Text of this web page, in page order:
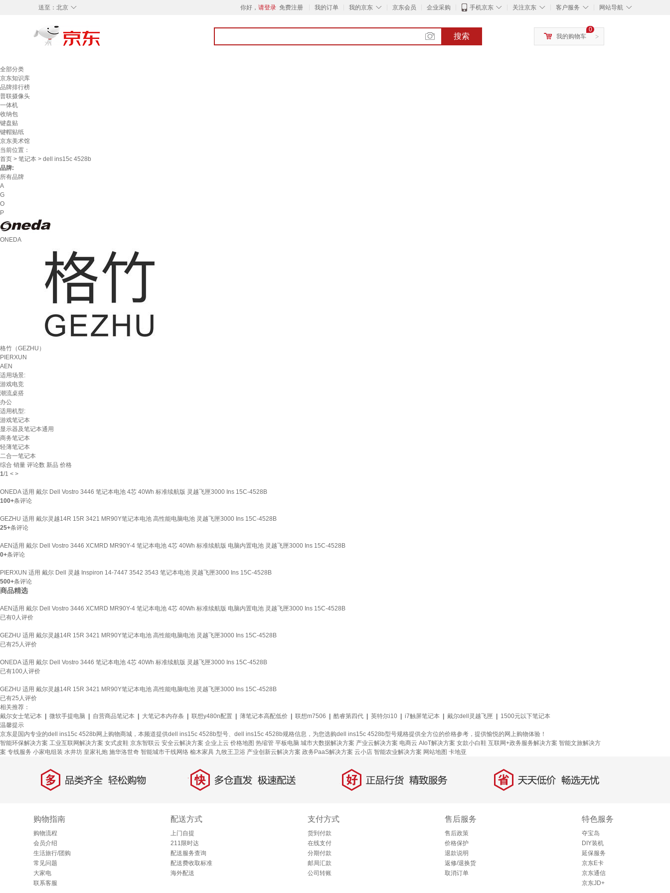
◇
送至： 北京 你好， 请登录 免费注册 我的订单 ◇
我的京东 京东会员 企业采购 ◇
手机京东 ◇
关注京东 ◇
客户服务 ◇
网站导航
搜索 >
0
我的购物车
全部分类
京东知识库
品牌排行榜
普联摄像头
一体机
收纳包
键盘贴
键帽贴纸
京东美术馆
当前位置：
首页 > 笔记本 > dell ins15c 4528b
品牌:
所有品牌
A
G
O
P
ONEDA
格竹（GEZHU）
PIERXUN
AEN
适用场景:
游戏电竞
潮流桌搭
办公
适用机型:
游戏笔记本
显示器及笔记本通用
商务笔记本
轻薄笔记本
二合一笔记本
综合 销量 评论数 新品 价格
1/1 < >
ONEDA 适用 戴尔 Dell Vostro 3446 笔记本电池 4芯 40Wh 标准续航版 灵越飞匣3000 Ins 15C-4528B
100+条评论
GEZHU 适用 戴尔灵越14R 15R 3421 MR90Y笔记本电池 高性能电脑电池 灵越飞匣3000 Ins 15C-4528B
25+条评论
AEN适用 戴尔 Dell Vostro 3446 XCMRD MR90Y-4 笔记本电池 4芯 40Wh 标准续航版 电脑内置电池 灵越飞匣3000 Ins 15C-4528B
0+条评论
PIERXUN 适用 戴尔 Dell 灵越 Inspiron 14-7447 3542 3543 笔记本电池 灵越飞匣3000 Ins 15C-4528B
500+条评论
商品精选
AEN适用 戴尔 Dell Vostro 3446 XCMRD MR90Y-4 笔记本电池 4芯 40Wh 标准续航版 电脑内置电池 灵越飞匣3000 Ins 15C-4528B
已有0人评价
GEZHU 适用 戴尔灵越14R 15R 3421 MR90Y笔记本电池 高性能电脑电池 灵越飞匣3000 Ins 15C-4528B
已有25 人评价
ONEDA 适用 戴尔 Dell Vostro 3446 笔记本电池 4芯 40Wh 标准续航版 灵越飞匣3000 Ins 15C-4528B
已有100人评价
GEZHU 适用 戴尔灵越14R 15R 3421 MR90Y笔记本电池 高性能电脑电池 灵越飞匣3000 Ins 15C-4528B
已有25 人评价
相关推荐：
戴尔女士笔记本
微软手提电脑 自营商品笔记本 大笔记本内存条 联想y480n配置 薄笔记本高配低价 联想m7506 酷睿第四代 英特尔i10 i7触屏笔记本 戴尔dell灵越飞匣
1500元以下笔记本
温馨提示
京东是国内专业的dell ins15c 4528b网上购物商城，本频道提供dell ins15c 4528b型号、dell ins15c 4528b规格信息，为您选购dell ins15c 4528b型号规格提供全方位的价格参考，提供愉悦的网上购物体验！
智能环保解决方案 工业互联网解决方案 女式皮鞋 京东智联云 安全云解决方案 企业上云 价格地图 热缩管 平板电脑 城市大数据解决方案 产业云解决方案 电商云 AIoT解决方案 女款小白鞋 互联网+政务服务解决方案 智能文旅解决方
案 专线服务 小家电组装 水井坊 皇家礼炮 施华洛世奇 智能城市干线网络 榆木家具 九牧王卫浴 产业创新云解决方案 政务PaaS解决方案 云小店 智能农业解决方案 网站地图 卡地亚
多 品类齐全，轻松购物 快 多仓直发，极速配送 好 正品行货，精致服务 省 天天低价，畅选无忧
购物指南
购物流程
会员介绍
生活旅行/团购
常见问题
大家电
联系客服
配送方式
上门自提
211限时达
配送服务查询
配送费收取标准
海外配送
支付方式
货到付款
在线支付
分期付款
邮局汇款
公司转账
售后服务
售后政策
价格保护
退款说明
返修/退换货
取消订单
特色服务
夺宝岛
DIY装机
延保服务
京东E卡
京东通信
京东JD+